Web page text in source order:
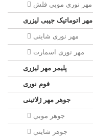
مهر نوری موبی فلش
مهر اتوماتیک جیبی لیزری
مهر نوری شاینی
مهر نوری اسمارت
پلیمر مهر لیزری
فوم نوری
جوهر مهر ژلاتینی
جوهر موبي
جوهر شايني